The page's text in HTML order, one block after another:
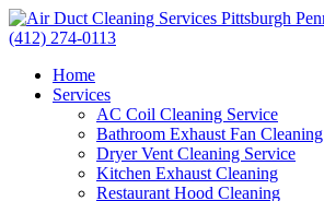
(412) 274-0113
Home
Services
AC Coil Cleaning Service
Bathroom Exhaust Fan Cleaning
Dryer Vent Cleaning Service
Kitchen Exhaust Cleaning
Restaurant Hood Cleaning